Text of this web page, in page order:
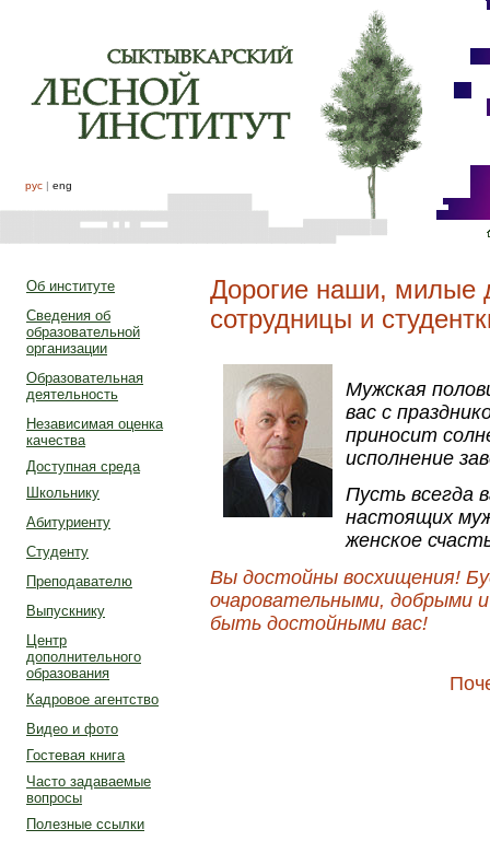
рус | eng
Об институте
Сведения об
образовательной
организации
Образовательная
деятельность
Независимая оценка
качества
Доступная среда
Школьнику
Абитуриенту
Студенту
Преподавателю
Выпускнику
Центр
дополнительного
образования
Кадровое агентство
Видео и фото
Гостевая книга
Часто задаваемые
вопросы
Полезные ссылки
Дорогие наши, милые
сотрудницы и
Мужская
вас с
приносит
исполнение
Пусть всегда
настоящих
женское
Вы достойны восхищения!
очаровательными, добрыми
быть достойными вас!